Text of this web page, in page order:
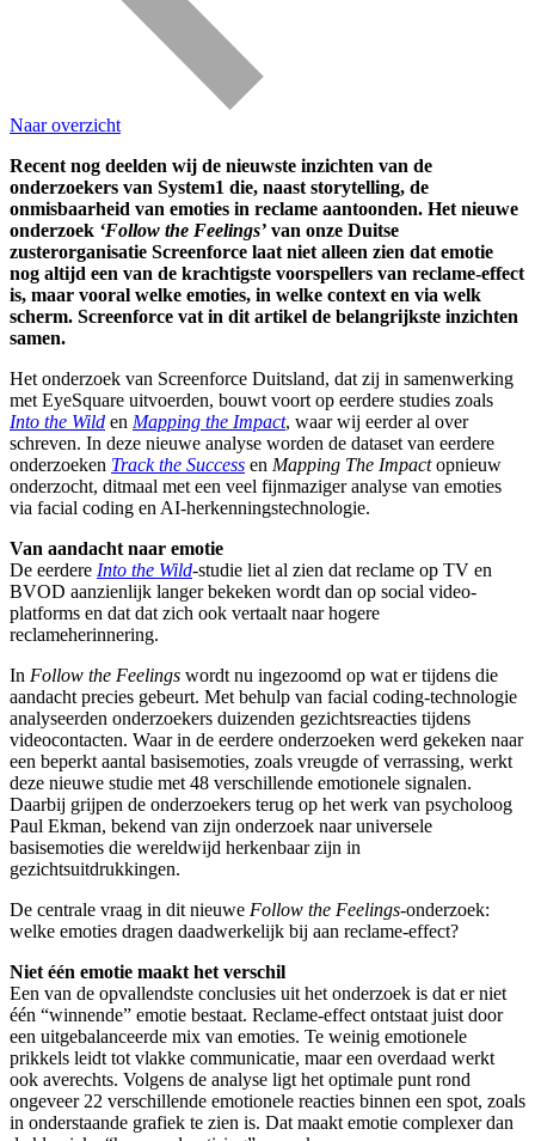
Naar overzicht
Recent nog deelden wij de nieuwste inzichten van de
onderzoekers van System1 die, naast storytelling, de
onmisbaarheid van emoties in reclame aantoonden. Het nieuwe
onderzoek ‘Follow the Feelings’ van onze Duitse
zusterorganisatie Screenforce laat niet alleen zien dat emotie
nog altijd een van de krachtigste voorspellers van reclame-effect
is, maar vooral welke emoties, in welke context en via welk
scherm. Screenforce vat in dit artikel de belangrijkste inzichten
samen.
Het onderzoek van Screenforce Duitsland, dat zij in samenwerking
met EyeSquare uitvoerden, bouwt voort op eerdere studies zoals
Into the Wild en Mapping the Impact, waar wij eerder al over
schreven. In deze nieuwe analyse worden de dataset van eerdere
onderzoeken Track the Success en Mapping The Impactopnieuw
onderzocht, ditmaal met een veel fijnmaziger analyse van emoties
via facial coding en AI-herkenningstechnologie.
Van aandacht naar emotie
De eerdere Into the Wild-studie liet al zien dat reclame op TV en
BVOD aanzienlijk langer bekeken wordt dan op social video-
platforms en dat dat zich ook vertaalt naar hogere
reclameherinnering.
In Follow the Feelings wordt nu ingezoomd op wat er tijdens die
aandacht precies gebeurt. Met behulp van facial coding-technologie
analyseerden onderzoekers duizenden gezichtsreacties tijdens
videocontacten. Waar in de eerdere onderzoeken werd gekeken naar
een beperkt aantal basisemoties, zoals vreugde of verrassing, werkt
deze nieuwe studie met 48 verschillende emotionele signalen.
Daarbij grijpen de onderzoekers terug op het werk van psycholoog
Paul Ekman, bekend van zijn onderzoek naar universele
basisemoties die wereldwijd herkenbaar zijn in
gezichtsuitdrukkingen.
De centrale vraag in dit nieuwe Follow the Feelings-onderzoek:
welke emoties dragen daadwerkelijk bij aan reclame-effect?
Niet één emotie maakt het verschil
Een van de opvallendste conclusies uit het onderzoek is dat er niet
één “winnende” emotie bestaat. Reclame-effect ontstaat juist door
een uitgebalanceerde mix van emoties. Te weinig emotionele
prikkels leidt tot vlakke communicatie, maar een overdaad werkt
ook averechts. Volgens de analyse ligt het optimale punt rond
ongeveer 22 verschillende emotionele reacties binnen een spot, zoals
in onderstaande grafiek te zien is. Dat maakt emotie complexer dan